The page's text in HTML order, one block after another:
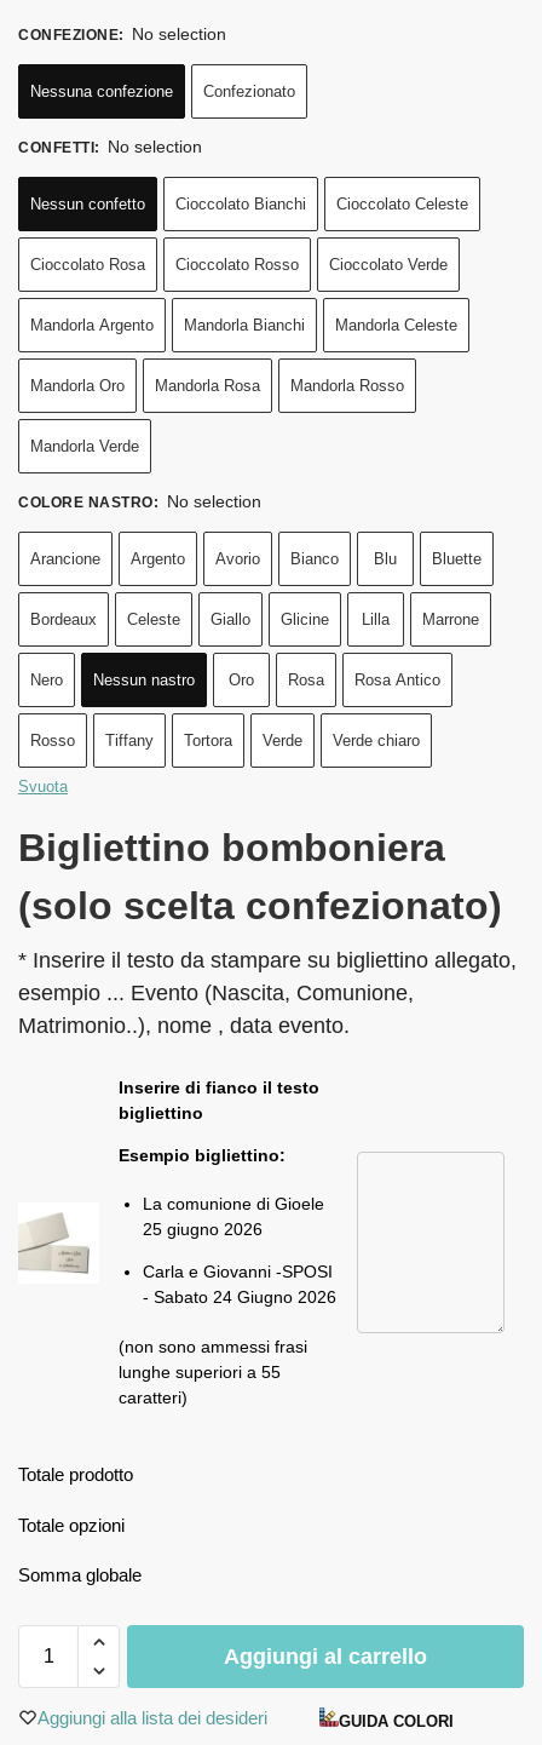
CONFEZIONE: No selection
Nessuna confezione Confezionato
CONFETTI: No selection
Nessun confetto Cioccolato Bianchi Cioccolato Celeste
Cioccolato Rosa Cioccolato Rosso Cioccolato Verde
Mandorla Argento Mandorla Bianchi Mandorla Celeste
Mandorla Oro Mandorla Rosa Mandorla Rosso
Mandorla Verde
COLORE NASTRO: No selection
Arancione Argento Avorio Bianco Blu Bluette
Bordeaux Celeste Giallo Glicine Lilla Marrone
Nero Nessun nastro Oro Rosa Rosa Antico
Rosso Tiffany Tortora Verde Verde chiaro
Svuota
Bigliettino bomboniera
(solo scelta confezionato)
* Inserire il testo da stampare su bigliettino allegato,
esempio ... Evento (Nascita, Comunione,
Matrimonio..), nome , data evento.
Inserire di fianco il testo
bigliettino
Esempio bigliettino:
La comunione di Gioele
25 giugno 2026
Carla e Giovanni -SPOSI
- Sabato 24 Giugno 2026
(non sono ammessi frasi
lunghe superiori a 55
caratteri)
Totale prodotto
Totale opzioni
Somma globale
Aggiungi al carrello
Aggiungi alla lista dei desideri GUIDA COLORI